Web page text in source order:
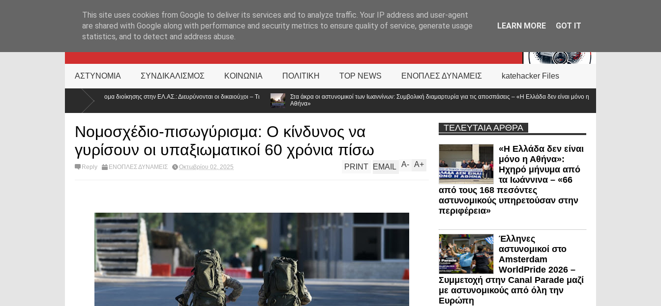
KATEHACKER
ΑΣΤΥΝΟΜΙΑ ΣΥΝΔΙΚΑΛΙΣΜΟΣ ΚΟΙΝΩΝΙΑ ΠΟΛΙΤΙΚΗ TOP NEWS ΕΝΟΠΛΕΣ ΔΥΝΑΜΕΙΣ katehacker Files
επίδομα διοίκησης στην ΕΛ.ΑΣ.: Διευρύνονται οι δικαιούχοι – Τι
Στα άκρα οι αστυνομικοί των Ιωαννίνων: Συμβολική διαμαρτυρία για τις αποσπάσεις – «Η Ελλάδα δεν είναι μόνο η
Νέα ΚΥΑ για το επίδομα των «πρώτων
Νομοσχέδιο-πισωγύρισμα: Ο κίνδυνος να
γυρίσουν οι υπαξιωματικοί 60 χρόνια πίσω
Reply ΕΝΟΠΛΕΣ ΔΥΝΑΜΕΙΣ Οκτωβρίου 02, 2025 A+
A-
PRINT EMAIL
ΤΕΛΕΥΤΑΙΑ ΑΡΘΡΑ
«Η Ελλάδα δεν είναι
μόνο η Αθήνα»:
Ηχηρό μήνυμα από
τα Ιωάννινα – «66
από τους 168 πεσόντες
αστυνομικούς υπηρετούσαν στην
περιφέρεια»
Έλληνες
αστυνομικοί στο
Amsterdam
WorldPride 2026 –
Συμμετοχή στην Canal Parade μαζί
με αστυνομικούς από όλη την
Ευρώπη
This site uses cookies from Google to deliver its services and to analyze traffic. Your IP address and user-agent
are shared with Google along with performance and security metrics to ensure quality of service, generate usage
statistics, and to detect and address abuse.
LEARN MORE GOT IT